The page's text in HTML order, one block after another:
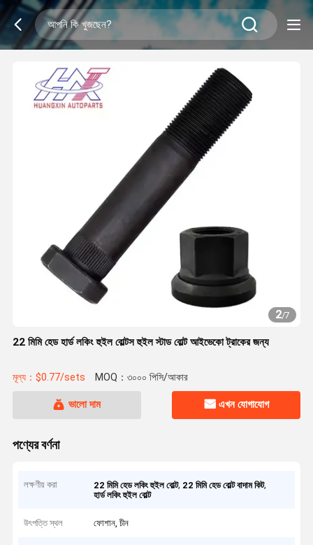
2/7
22 মিমি হেড হার্ড লকিং হুইল বোল্টস হুইল স্টাড বোল্ট আইভেকো ট্রাকের জন্য
মূল্য：$0.77/sets MOQ：৩০০০ পিসি/আকার
ভালো দাম এখন যোগাযোগ
পণ্যের বর্ণনা
লক্ষণীয় করা 22 মিমি হেড লকিং হুইল বোল্ট, 22 মিমি হেড বোল্ট বাদাম কিট,
হার্ড লকিং হুইল বোল্ট
উৎপত্তি স্থল ফোশান, চীন